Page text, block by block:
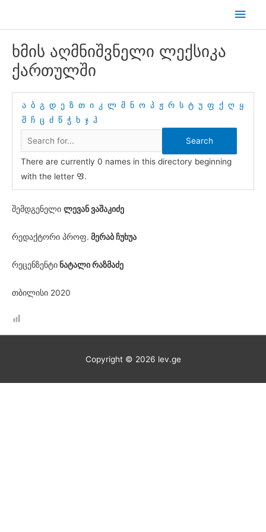
Main
ხმის აღმნიშვნელი ლექსიკა
ქართულში
ა ბ გ დ ე ზ თ ი კ ლ მ ნ ო პ ჟ რ ს ტ უ ფ ქ ღ ყ
შ ჩ ც ძ წ ჭ ხ ჯ ჰ
There are currently 0 names in this directory beginning
with the letter Ფ.
შემდგენელი ლევან ვაშაკიძე
რედაქტორი პროფ. მერაბ ჩუხუა
რეცენზენტი ნატალი რაზმაძე
თბილისი 2020
Copyright © 2026 lev.ge